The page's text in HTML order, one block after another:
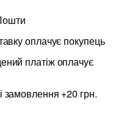
оплачує покупець
платіж оплачує
замовлення +20 грн.